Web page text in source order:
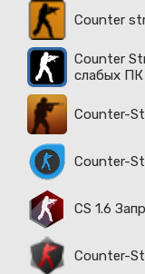
Counter
слабых ПК
Counter-
Counter-
CS 1.6